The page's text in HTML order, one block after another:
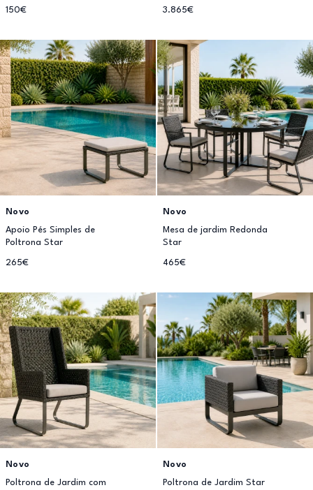
150€ 3.865€
Novo
Apoio Pés Simples de
Poltrona Star
265€
Novo
Mesa de jardim Redonda
Star
465€
Novo
Poltrona de Jardim com
Novo
Poltrona de Jardim Star